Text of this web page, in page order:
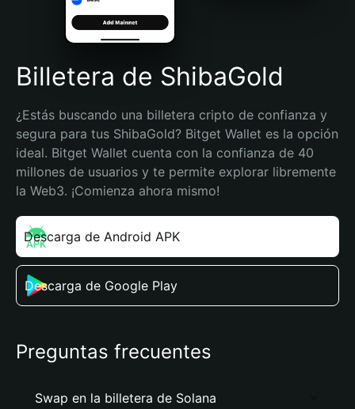
Português (Brasil)
Español (Argentina)
Billetera de ShibaGold
¿Estás buscando una billetera cripto de confianza y
segura para tus ShibaGold? Bitget Wallet es la opción
ideal. Bitget Wallet cuenta con la confianza de 40
millones de usuarios y te permite explorar libremente
la Web3. ¡Comienza ahora mismo!
Descarga de Android APK
Descarga de Google Play
Preguntas frecuentes
Swap en la billetera de Solana